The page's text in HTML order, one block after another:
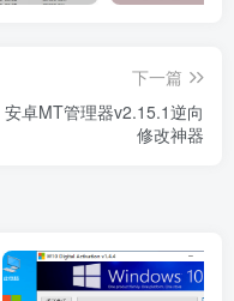
下一篇
安卓MT管理器v2.15.1逆向
修改神器